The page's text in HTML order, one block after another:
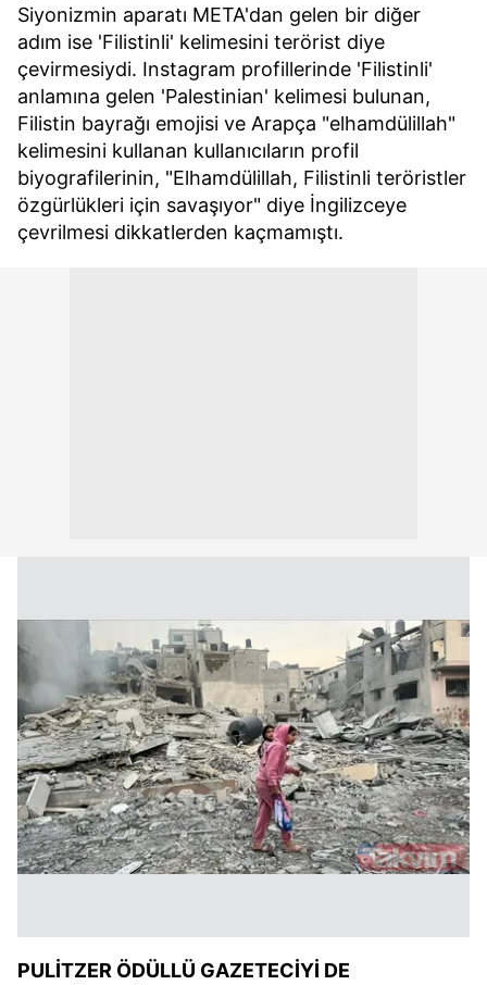
Siyonizmin aparatı META'dan gelen bir diğer
adım ise 'Filistinli' kelimesini terörist diye
çevirmesiydi. Instagram profillerinde 'Filistinli'
anlamına gelen 'Palestinian' kelimesi bulunan,
Filistin bayrağı emojisi ve Arapça "elhamdülillah"
kelimesini kullanan kullanıcıların profil
biyografilerinin, "Elhamdülillah, Filistinli teröristler
özgürlükleri için savaşıyor" diye İngilizceye
çevrilmesi dikkatlerden kaçmamıştı.
PULİTZER ÖDÜLLÜ GAZETECİYİ DE